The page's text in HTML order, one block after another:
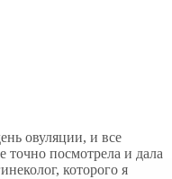
овуляции, и все
посмотрела и дала
которого я